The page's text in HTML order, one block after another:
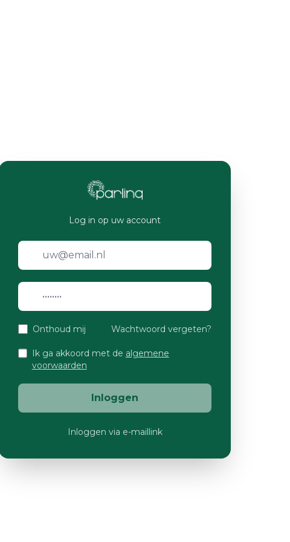
Log in op uw account
Onthoud mij Wachtwoord vergeten?
Ik ga akkoord met de algemene
voorwaarden
Inloggen
Inloggen via e-maillink